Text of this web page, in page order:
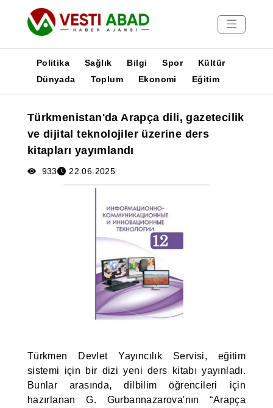
Yayınlar
Medya
Poster
Politika Sağlık Bilgi Spor
Kültür
Dünyada
Toplum Ekonomi Eğitim
Türkmenistan'da Arapça dili, gazetecilik
ve dijital teknolojiler üzerine ders
kitapları yayımlandı
933 22.06.2025
Türkmen Devlet Yayıncılık Servisi, eğitim
sistemi için bir dizi yeni ders kitabı yayınladı.
Bunlar arasında, dilbilim öğrencileri için
hazırlanan G. Gurbannazarova'nın “Arapça